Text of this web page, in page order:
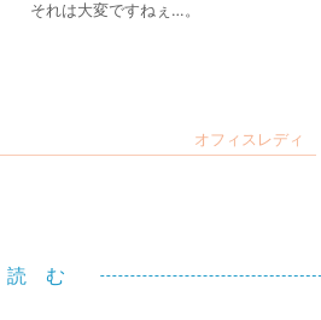
それは大変ですねぇ…。
む